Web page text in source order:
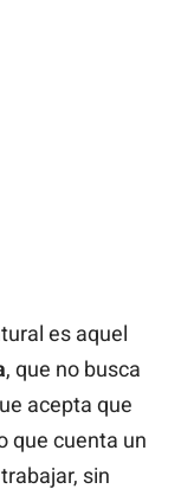
es aquel
, que no busca
acepta que
que cuenta un
sin